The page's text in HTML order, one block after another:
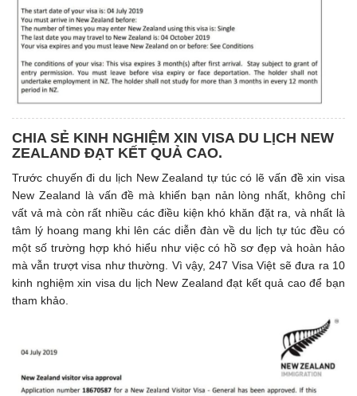
CHIA SẺ KINH NGHIỆM XIN VISA DU LỊCH NEW
ZEALAND ĐẠT KẾT QUẢ CAO.
Trước chuyến đi du lịch New Zealand tự túc có lẽ vấn đề xin visa
New Zealand là vấn đề mà khiến bạn nản lòng nhất, không chỉ
vất vả mà còn rất nhiều các điều kiện khó khăn đặt ra, và nhất là
tâm lý hoang mang khi lên các diễn đàn về du lịch tự túc đều có
một số trường hợp khó hiểu như việc có hồ sơ đẹp và hoàn hảo
mà vẫn trượt visa như thường. Vì vậy, 247 Visa Việt sẽ đưa ra 10
kinh nghiệm xin visa du lịch New Zealand đạt kết quả cao để bạn
tham khảo.